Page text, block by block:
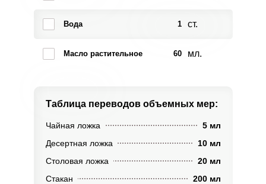
Вода 1 ст.
Масло растительное 60 мл.
Таблица переводов объемных мер:
Чайная ложка
5 мл
Десертная ложка
10 мл
Столовая ложка
20 мл
Стакан
200 мл